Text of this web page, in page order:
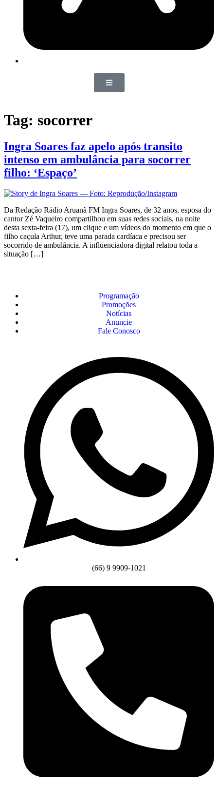
Tag: socorrer
Ingra Soares faz apelo após transito
intenso em ambulância para socorrer
filho: ‘Espaço’
Da Redação Rádio Aruanã FM Ingra Soares, de 32 anos, esposa do
cantor Zé Vaqueiro compartilhou em suas redes sociais, na noite
desta sexta-feira (17), um clique e um vídeos do momento em que o
filho caçula Arthur, teve uma parada cardíaca e precisou ser
socorrido de ambulância. A influenciadora digital relatou toda a
situação […]
Programação
Promoções
Notícias
Anuncie
Fale Conosco
(66) 9 9909-1021